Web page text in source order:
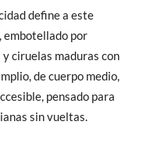
define a este
embotellado por
ciruelas maduras con
de cuerpo medio,
pensado para
sin vueltas.